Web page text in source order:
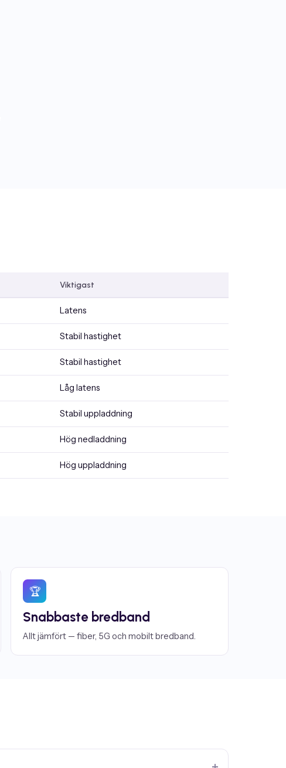
Viktigast
Latens
Stabil hastighet
Stabil hastighet
Låg latens
Stabil uppladdning
Hög nedladdning
Hög uppladdning
🏆
Snabbaste bredband
Allt jämfört — fiber, 5G och mobilt bredband.